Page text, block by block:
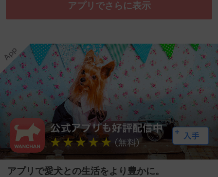
アプリでさらに表示
アプリで愛犬との生活をより豊かに。